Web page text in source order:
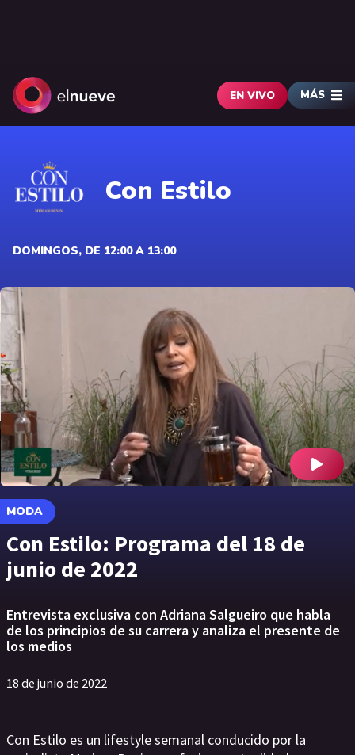
EN VIVO MÁS
Con Estilo
DOMINGOS, DE 12:00 A 13:00
MODA
Con Estilo: Programa del 18 de
junio de 2022
Entrevista exclusiva con Adriana Salgueiro que habla
de los principios de su carrera y analiza el presente de
los medios
18 de junio de 2022
Con Estilo es un lifestyle semanal conducido por la